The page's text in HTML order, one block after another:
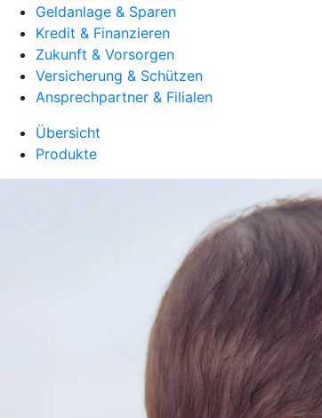
Geldanlage & Sparen
Kredit & Finanzieren
Zukunft & Vorsorgen
Versicherung & Schützen
Ansprechpartner & Filialen
Übersicht
Produkte